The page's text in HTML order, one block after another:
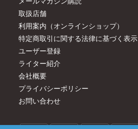
取扱店舗
利用案内（オンラインショップ）
特定商取引に関する法律に基づく表示
ユーザー登録
ライター紹介
会社概要
プライバシーポリシー
お問い合わせ